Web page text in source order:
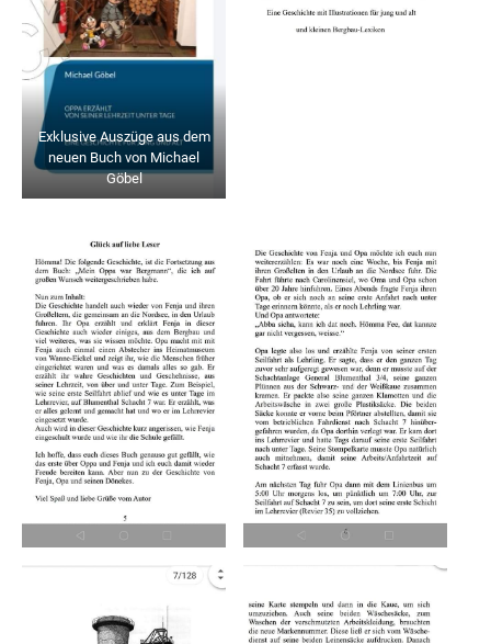
Exklusive Auszüge aus dem
neuen Buch von Michael
Göbel